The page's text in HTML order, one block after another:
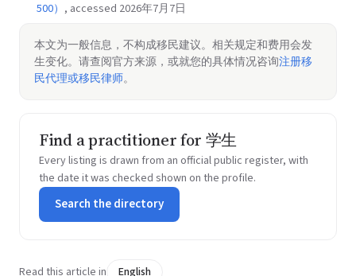
500） , accessed 2026年7月7日
本文为一般信息，不构成移民建议。相关规定和费用会发
生变化。请查阅官方来源，或就您的具体情况咨询注册移
民代理或移民律师。
Find a practitioner for 学生
Every listing is drawn from an official public register, with
the date it was checked shown on the profile.
Search the directory
Read this article in English